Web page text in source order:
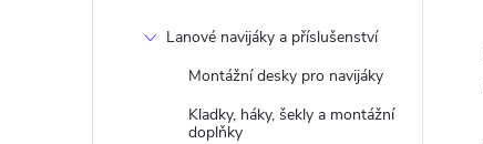
Lanové navijáky a příslušenství
Montážní desky pro navijáky
Kladky, háky, šekly a montážní
doplňky